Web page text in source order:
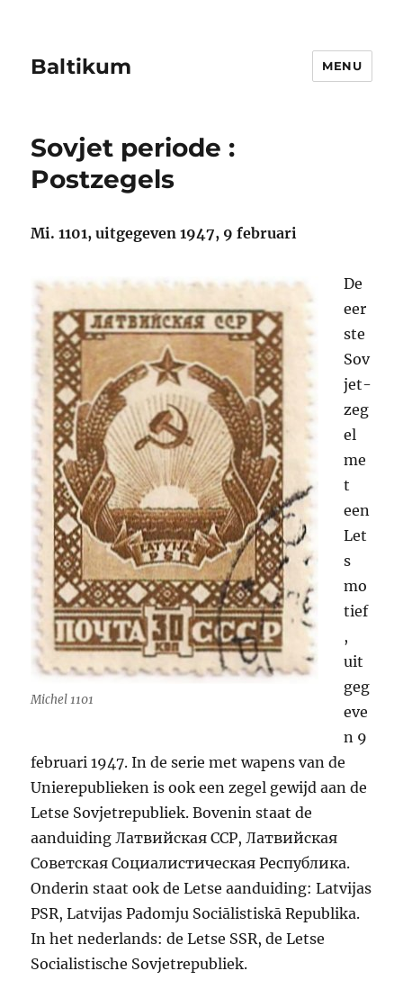
Baltikum MENU
Sovjet periode :
Postzegels
Mi. 1101, uitgegeven 1947, 9 februari
Michel 1101
De
eer
ste
Sov
jet-
zeg
el
me
t
een
Let
s
mo
tief
,
uit
geg
eve
n 9
februari 1947. In de serie met wapens van de
Unierepublieken is ook een zegel gewijd aan de
Letse Sovjetrepubliek. Bovenin staat de
aanduiding Латвийская CCP, Латвийская
Советская Социалистическая Республика.
Onderin staat ook de Letse aanduiding: Latvijas
PSR, Latvijas Padomju Sociālistiskā Republika.
In het nederlands: de Letse SSR, de Letse
Socialistische Sovjetrepubliek.